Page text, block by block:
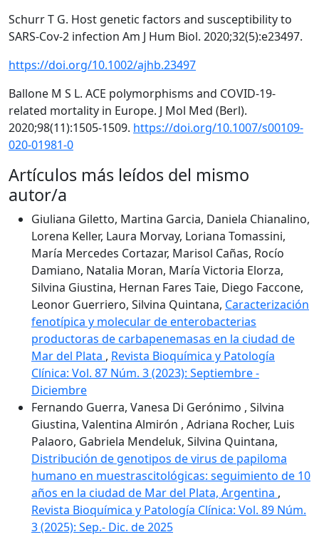
Schurr T G. Host genetic factors and susceptibility to
SARS-Cov-2 infection Am J Hum Biol. 2020;32(5):e23497.
https://doi.org/10.1002/ajhb.23497
Ballone M S L. ACE polymorphisms and COVID-19-
related mortality in Europe. J Mol Med (Berl).
2020;98(11):1505-1509. https://doi.org/10.1007/s00109-
020-01981-0
Artículos más leídos del mismo
autor/a
Giuliana Giletto, Martina Garcia, Daniela Chianalino,
Lorena Keller, Laura Morvay, Loriana Tomassini,
María Mercedes Cortazar, Marisol Cañas, Rocío
Damiano, Natalia Moran, María Victoria Elorza,
Silvina Giustina, Hernan Fares Taie, Diego Faccone,
Leonor Guerriero, Silvina Quintana, Caracterización
fenotípica y molecular de enterobacterias
productoras de carbapenemasas en la ciudad de
Mar del Plata , Revista Bioquímica y Patología
Clínica: Vol. 87 Núm. 3 (2023): Septiembre -
Diciembre
Fernando Guerra, Vanesa Di Gerónimo , Silvina
Giustina, Valentina Almirón , Adriana Rocher, Luis
Palaoro, Gabriela Mendeluk, Silvina Quintana,
Distribución de genotipos de virus de papiloma
humano en muestrascitológicas: seguimiento de 10
años en la ciudad de Mar del Plata, Argentina ,
Revista Bioquímica y Patología Clínica: Vol. 89 Núm.
3 (2025): Sep.- Dic. de 2025